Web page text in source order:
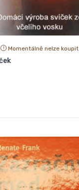
Momentálně nelze koupit